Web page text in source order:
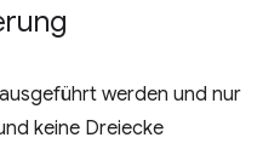
werden und nur
keine Dreiecke